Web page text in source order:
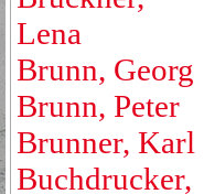
Lena
Brunn, Georg
Brunn, Peter
Brunner, Karl
Buchdrucker,